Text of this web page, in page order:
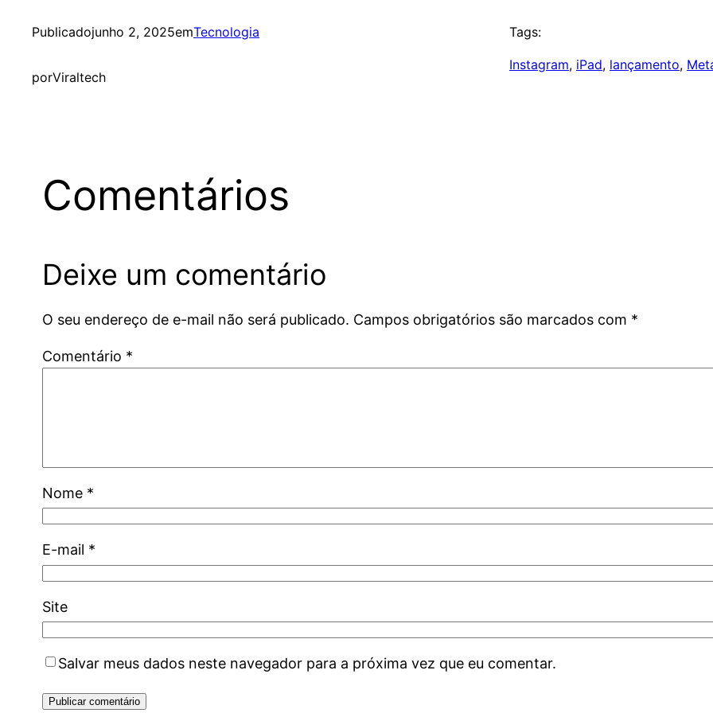
Publicadojunho 2, 2025emTecnologia
porViraltech
Tags:
Instagram, iPad, lançamento,
Comentários
Deixe um comentário
O seu endereço de e-mail não será publicado. Campos obrigatórios são marcados com *
Comentário *
Nome *
E-mail *
Site
Salvar meus dados neste navegador para a próxima vez que eu comentar.